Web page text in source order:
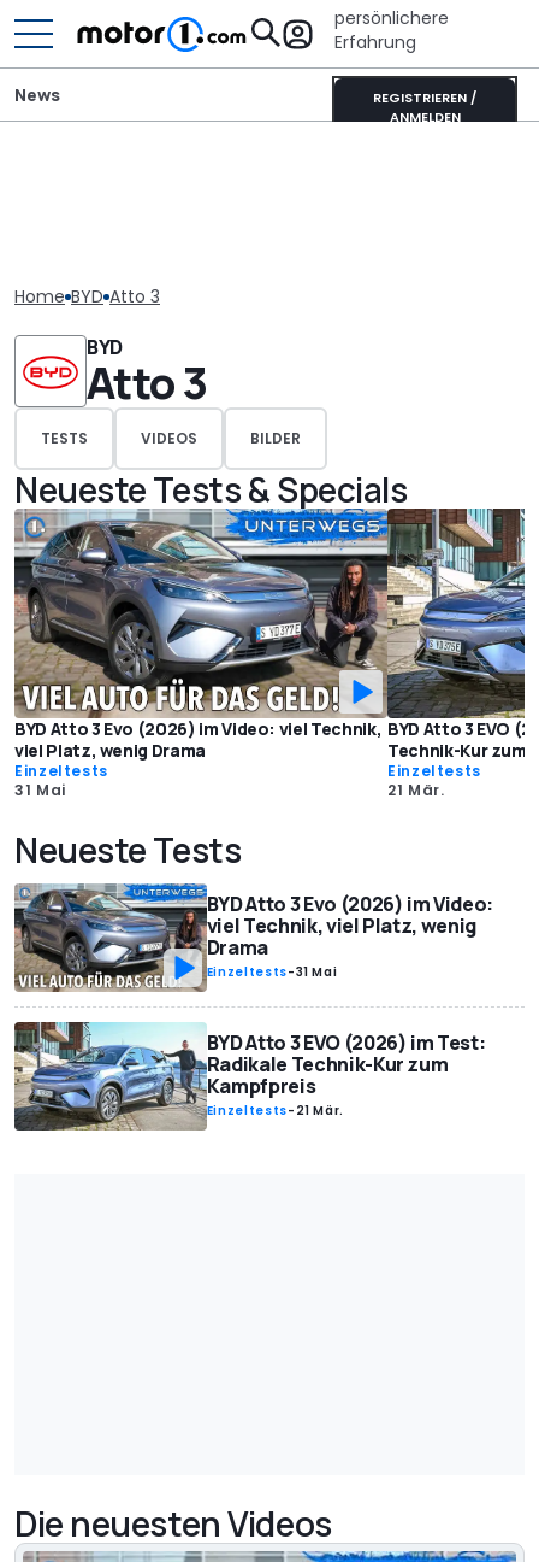
persönlichere
Erfahrung
REGISTRIEREN /
ANMELDEN
News
Home BYD Atto 3
BYD
Atto 3
TESTS VIDEOS BILDER
Neueste Tests & Specials
BYD Atto 3 Evo (2026) im Video: viel Technik,
viel Platz, wenig Drama
Einzeltests
31 Mai
BYD Atto 3 EVO
Technik-Kur zum
Einzeltests
21 Mär.
Neueste Tests
BYD Atto 3 Evo (2026) im Video:
viel Technik, viel Platz, wenig
Drama
Einzeltests-31 Mai
BYD Atto 3 EVO (2026) im Test:
Radikale Technik-Kur zum
Kampfpreis
Einzeltests- 21 Mär.
Die neuesten Videos